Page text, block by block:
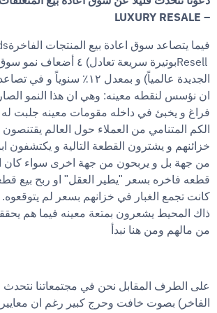
LUXURY RESALE –
فيما يتصاعد سوق اعادة بيع المنتجات الفاخرة
Resell
بوتيرة سريعة تعادل) ٤
الجديدة عالمياً) و بمعدل ١٢٪
ان نؤسس لنقطه معينه: وهي ان هذا النمو
فراغ و يخبئ في داخله مقومات معينه جلبت
الكم المتنامي من العملاء حول العالم
خزائنهم و يشترون القطعة التالية و يكتشفون
من جهة بل و يربحون من جهة اخرى سواء كان
قطعه فاخره بسعر "يطير العقل" او ربح بيع
كانت تجمع الغبار في خزانهم بسعر لم يتوقعوه.
ذاك المحيط يشعرون بمتعة معينه فيما هم
من مالهم ومن هنا نبدأ
على الطرف المقابل نحن في مجتمعاتنا
الفاخر) بصوت خافت وحرج كبير رغم ان معايير